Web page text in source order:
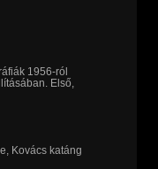
1956-ról
Első,
Kovács katáng